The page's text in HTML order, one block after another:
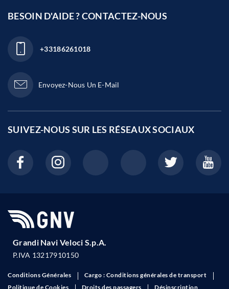
BESOIN D'AIDE ? CONTACTEZ-NOUS
+33186261018
Envoyez-Nous Un E-Mail
SUIVEZ-NOUS SUR LES RÉSEAUX SOCIAUX
Grandi Navi Veloci S.p.A.
P.IVA 13217910150
Conditions Générales
Cargo : Conditions générales de transport
Politique de Cookies
Droits des passagers Désinscription